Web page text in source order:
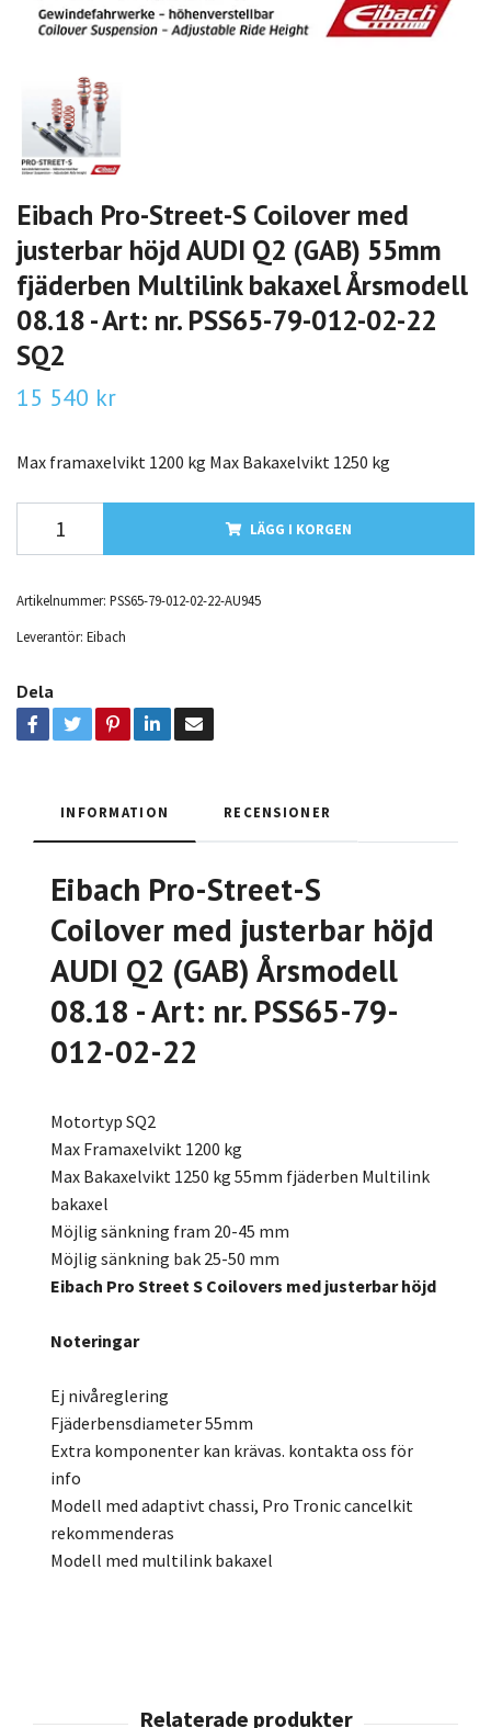
Eibach Pro-Street-S Coilover med
justerbar höjd AUDI Q2 (GAB) 55mm
fjäderben Multilink bakaxel Årsmodell
08.18 - Art: nr. PSS65-79-012-02-22
SQ2
15 540 kr
Max framaxelvikt 1200 kg Max Bakaxelvikt 1250 kg
LÄGG I KORGEN
Artikelnummer: PSS65-79-012-02-22-AU945
Leverantör: Eibach
Dela
INFORMATION RECENSIONER
Eibach Pro-Street-S
Coilover med justerbar höjd
AUDI Q2 (GAB) Årsmodell
08.18 - Art: nr. PSS65-79-
012-02-22
Motortyp SQ2
Max Framaxelvikt 1200 kg
Max Bakaxelvikt 1250 kg 55mm fjäderben Multilink
bakaxel
Möjlig sänkning fram 20-45 mm
Möjlig sänkning bak 25-50 mm
Eibach Pro Street S Coilovers med justerbar höjd
Noteringar
Ej nivåreglering
Fjäderbensdiameter 55mm
Extra komponenter kan krävas. kontakta oss för
info
Modell med adaptivt chassi, Pro Tronic cancelkit
rekommenderas
Modell med multilink bakaxel